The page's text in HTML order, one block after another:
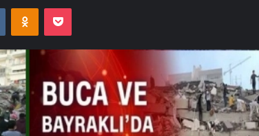
VKontakteOdnoklassniki
Pocket